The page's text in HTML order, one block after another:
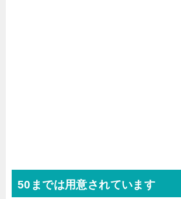
50までは用意されています